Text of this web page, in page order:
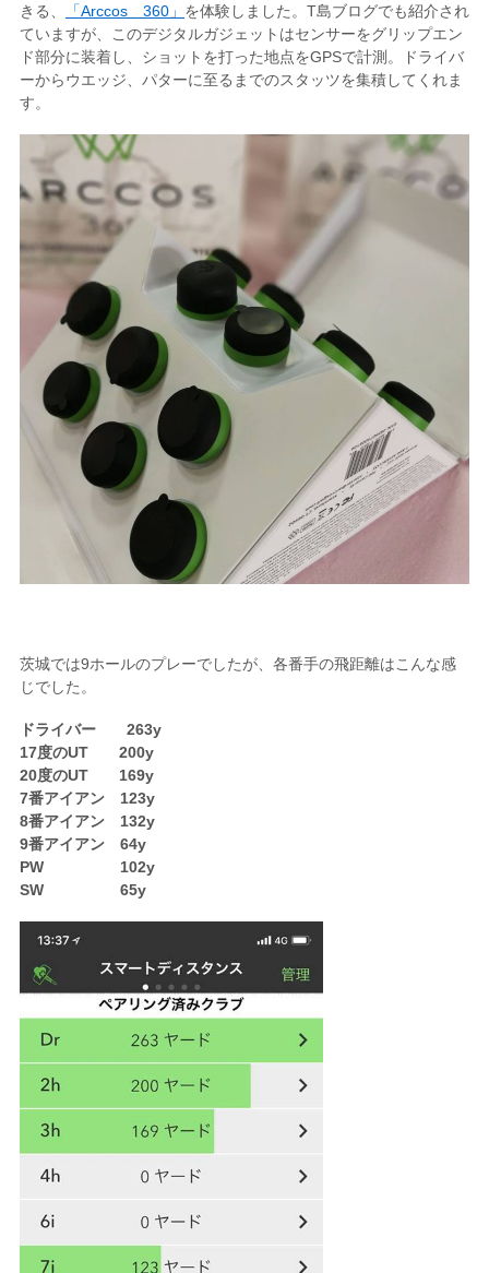
きる、
「Arccos 360」 を体験しました。T島ブログでも紹介され
ていますが、このデジタルガジェットはセンサーをグリップエン
ド部分に装着し、ショットを打った地点をGPSで計測。ドライバ
ーからウエッジ、パターに至るまでのスタッツを集積してくれま
す。
茨城では9ホールのプレーでしたが、各番手の飛距離はこんな感
じでした。
ドライバー 263y
17度のUT 200y
20度のUT 169y
7番アイアン 123y
8番アイアン 132y
9番アイアン 64y
PW 102y
SW 65y